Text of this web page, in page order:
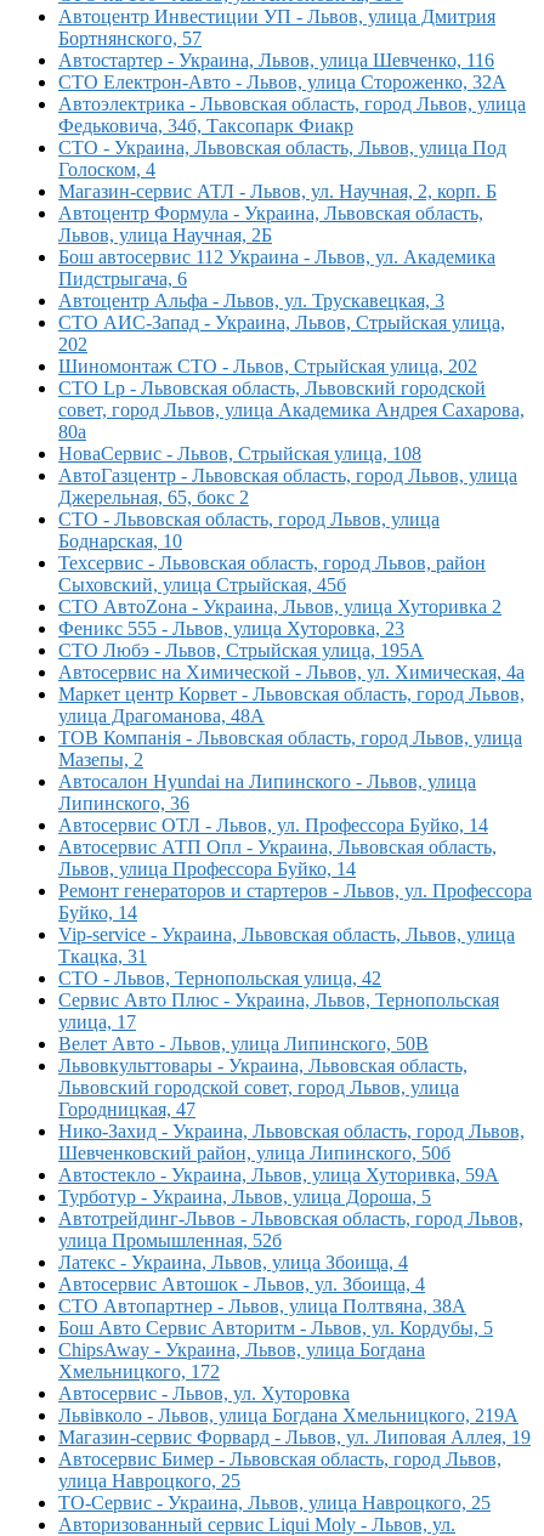
Автоцентр Инвестиции УП - Львов, улица Дмитрия
Бортнянского, 57
Автостартер - Украина, Львов, улица Шевченко, 116
СТО Електрон-Авто - Львов, улица Стороженко, 32А
Автоэлектрика - Львовская область, город Львов, улица
Федьковича, 34б, Таксопарк Фиакр
СТО - Украина, Львовская область, Львов, улица Под
Голоском, 4
Магазин-сервис АТЛ - Львов, ул. Научная, 2, корп. Б
Автоцентр Формула - Украина, Львовская область,
Львов, улица Научная, 2Б
Бош автосервис 112 Украина - Львов, ул. Академика
Пидстрыгача, 6
Автоцентр Альфа - Львов, ул. Трускавецкая, 3
СТО АИС-Запад - Украина, Львов, Стрыйская улица,
202
Шиномонтаж СТО - Львов, Стрыйская улица, 202
СТО Lp - Львовская область, Львовский городской
совет, город Львов, улица Академика Андрея Сахарова,
80а
НоваСервис - Львов, Стрыйская улица, 108
АвтоГазцентр - Львовская область, город Львов, улица
Джерельная, 65, бокс 2
СТО - Львовская область, город Львов, улица
Боднарская, 10
Техсервис - Львовская область, город Львов, район
Сыховский, улица Стрыйская, 45б
СТО АвтоZона - Украина, Львов, улица Хуторивка 2
Феникс 555 - Львов, улица Хуторовка, 23
СТО Любэ - Львов, Стрыйская улица, 195А
Автосервис на Химической - Львов, ул. Химическая, 4а
Маркет центр Корвет - Львовская область, город Львов,
улица Драгоманова, 48А
ТОВ Компанія - Львовская область, город Львов, улица
Мазепы, 2
Автосалон Hyundai на Липинского - Львов, улица
Липинского, 36
Автосервис ОТЛ - Львов, ул. Профессора Буйко, 14
Автосервис АТП Опл - Украина, Львовская область,
Львов, улица Профессора Буйко, 14
Ремонт генераторов и стартеров - Львов, ул. Профессора
Буйко, 14
Vip-service - Украина, Львовская область, Львов, улица
Ткацка, 31
СТО - Львов, Тернопольская улица, 42
Сервис Авто Плюс - Украина, Львов, Тернопольская
улица, 17
Велет Авто - Львов, улица Липинского, 50В
Львовкульттовары - Украина, Львовская область,
Львовский городской совет, город Львов, улица
Городницкая, 47
Нико-Захид - Украина, Львовская область, город Львов,
Шевченковский район, улица Липинского, 50б
Автостекло - Украина, Львов, улица Хуторивка, 59А
Турботур - Украина, Львов, улица Дороша, 5
Автотрейдинг-Львов - Львовская область, город Львов,
улица Промышленная, 52б
Латекс - Украина, Львов, улица Збоища, 4
Автосервис Автошок - Львов, ул. Збоища, 4
СТО Автопартнер - Львов, улица Полтвяна, 38А
Бош Авто Сервис Авторитм - Львов, ул. Кордубы, 5
ChipsAway - Украина, Львов, улица Богдана
Хмельницкого, 172
Автосервис - Львов, ул. Хуторовка
Львiвколо - Львов, улица Богдана Хмельницкого, 219А
Магазин-сервис Форвард - Львов, ул. Липовая Аллея, 19
Автосервис Бимер - Львовская область, город Львов,
улица Навроцкого, 25
ТО-Сервис - Украина, Львов, улица Навроцкого, 25
Авторизованный сервис Liqui Moly - Львов, ул.